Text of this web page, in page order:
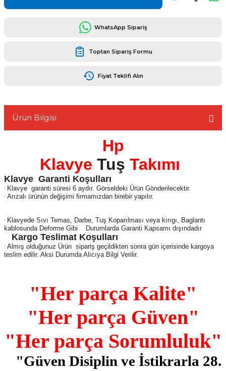
WhatsApp Sipariş
Toptan Sipariş Formu
Fiyat Teklifi Alın
Ürün Bilgisi
Hp
Klavye Tuş Takımı
Klavye Garanti Koşulları
· Klavye garanti süresi 6 aydır. Görseldeki Ürün Gönderilecektir.
· Arızalı ürünün değişimi firmamızdan birebir yapılır.
· Klavyede Sıvı Temas, Darbe, Tuş Koparılması veya kırıgı, Baglantı
kablosunda Deforme Gibi
Durumlarda Garanti Kapsamı dışındadır
Kargo Teslimat Koşulları
· Almış olduğunuz Ürün sipariş geçildikten sonra gün içerisinde kargoya
teslim edilir. Aksi Durumda Alıcıya Bilgi Verilir.
"Her parça Kalite"
"Her parça Güven"
"Her parça Sorumluluk"
"Güven Disiplin ve İstikrarla 28.